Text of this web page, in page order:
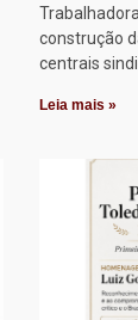
construção
centrais
Leia mais »